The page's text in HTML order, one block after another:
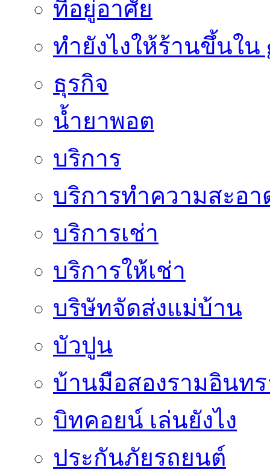
ที่อยู่อาศัย
ทํายังไงให้ร้านขึ้นใน
ธุรกิจ
น้ำยาพอต
บริการ
บริการทำความสะอา
บริการเช่า
บริการให้เช่า
บริษัทจัดส่งแม่บ้าน
บัวปูน
บ้านมือสองรามอินท
บิทคอยน์ เล่นยังไง
ประกันภัยรถยนต์